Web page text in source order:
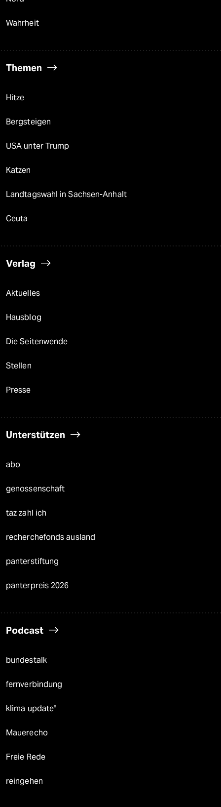
Wahrheit
Themen
Hitze
Bergsteigen
USA unter Trump
Katzen
Landtagswahl in Sachsen-Anhalt
Ceuta
Verlag
Aktuelles
Hausblog
Die Seitenwende
Stellen
Presse
Unterstützen
abo
genossenschaft
taz zahl ich
recherchefonds ausland
panterstiftung
panterpreis 2026
Podcast
bundestalk
fernverbindung
klima update°
Mauerecho
Freie Rede
reingehen